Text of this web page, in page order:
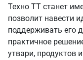
Техно ТТ станет
позволит навести
поддерживать его
практичное
утвари, продуктов